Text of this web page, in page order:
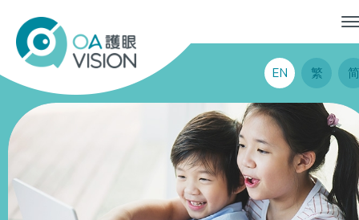
EN 繁 简